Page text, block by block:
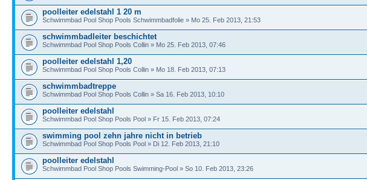
poolleiter edelstahl 1 20 m
Schwimmbad Pool Shop Pools Schwimmbadfolie » Mo 25. Feb 2013, 21:53
schwimmbadleiter beschichtet
Schwimmbad Pool Shop Pools Collin » Mo 25. Feb 2013, 07:46
poolleiter edelstahl 1,20
Schwimmbad Pool Shop Pools Collin » Mo 18. Feb 2013, 07:13
schwimmbadtreppe
Schwimmbad Pool Shop Pools Collin » Sa 16. Feb 2013, 10:10
poolleiter edelstahl
Schwimmbad Pool Shop Pools Pool » Fr 15. Feb 2013, 07:24
swimming pool zehn jahre nicht in betrieb
Schwimmbad Pool Shop Pools Pool » Di 12. Feb 2013, 21:10
poolleiter edelstahl
Schwimmbad Pool Shop Pools Swimming-Pool » So 10. Feb 2013, 23:26